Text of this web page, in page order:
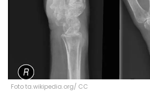
Foto ta.wikipedia.org/ CC